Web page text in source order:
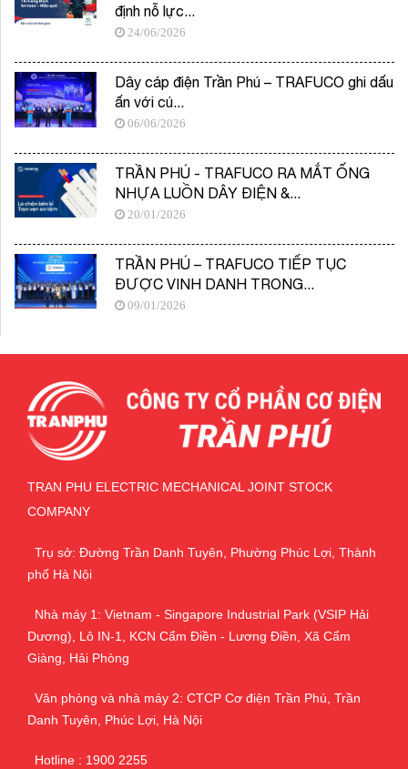
định nỗ lực...
24/06/2026
Dây cáp điện Trần Phú – TRAFUCO ghi dấu
ấn với cú...
06/06/2026
TRẦN PHÚ - TRAFUCO RA MẮT ỐNG
NHỰA LUỒN DÂY ĐIỆN &...
20/01/2026
TRẦN PHÚ – TRAFUCO TIẾP TỤC
ĐƯỢC VINH DANH TRONG...
09/01/2026
TRAN PHU ELECTRIC MECHANICAL JOINT STOCK
COMPANY
Trụ sở: Đường Trần Danh Tuyên, Phường Phúc Lợi, Thành
phố Hà Nội
Nhà máy 1: Vietnam - Singapore Industrial Park (VSIP Hải
Dương), Lô IN-1, KCN Cẩm Điền - Lương Điền, Xã Cẩm
Giàng, Hải Phòng
Văn phòng và nhà máy 2: CTCP Cơ điện Trần Phú, Trần
Danh Tuyên, Phúc Lợi, Hà Nội
Hotline : 1900 2255